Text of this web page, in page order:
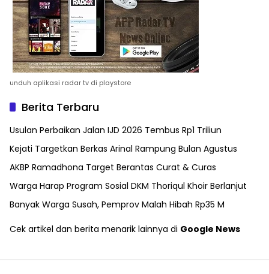
unduh aplikasi radar tv di playstore
Berita Terbaru
Usulan Perbaikan Jalan IJD 2026 Tembus Rp1 Triliun
Kejati Targetkan Berkas Arinal Rampung Bulan Agustus
AKBP Ramadhona Target Berantas Curat & Curas
Warga Harap Program Sosial DKM Thoriqul Khoir Berlanjut
Banyak Warga Susah, Pemprov Malah Hibah Rp35 M
Cek artikel dan berita menarik lainnya di Google News